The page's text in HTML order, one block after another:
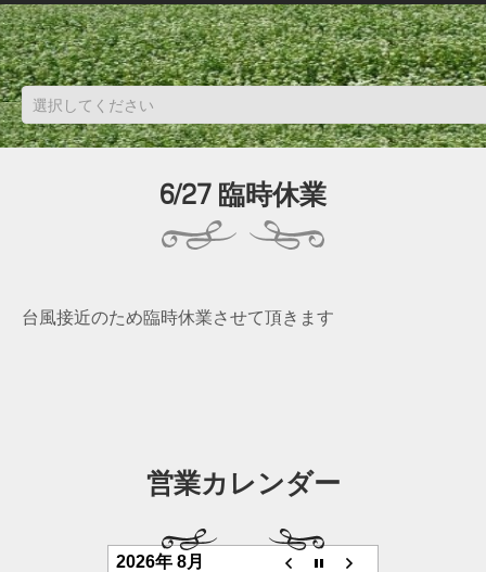
6/27 臨時休業
台風接近のため臨時休業させて頂きます
営業カレンダー
2026年 8月